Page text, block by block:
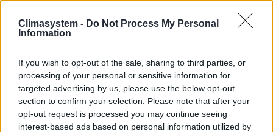
Climasystem - Do Not Process My Personal
Information
If you wish to opt-out of the sale, sharing to third parties, or
processing of your personal or sensitive information for
targeted advertising by us, please use the below opt-out
section to confirm your selection. Please note that after your
opt-out request is processed you may continue seeing
interest-based ads based on personal information utilized by
Pa 80
Ηχητική Πίεση εσωτ.
Διαστάσεις εξωτερικής
μονάδας COU-D36HR4 Π x
Υ x Β
mm 1032 x
807 x 445
Βάρος εξωτερικής μονάδας
61,3kg